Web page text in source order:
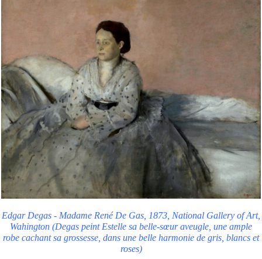
Edgar Degas - Madame René De Gas, 1873, National Gallery of Art,
Wahington (Degas peint Estelle sa belle-sœur aveugle, une ample
robe cachant sa grossesse, dans une belle harmonie de gris, blancs et
roses)